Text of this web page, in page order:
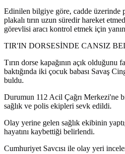
Edinilen bilgiye göre, cadde
plakalı tırın uzun süredir hareket
görevlisi aracı kontrol etmek için
TIR'IN DORSESİNDE CANSIZ
Tırın dorse kapağının açık
baktığında iki çocuk babası Savaş
buldu.
Durumun 112 Acil Çağrı Merkezi'ne
sağlık ve polis ekipleri sevk edildi.
Olay yerine gelen sağlık ekibinin
hayatını kaybettiği belirlendi.
Cumhuriyet Savcısı ile olay yeri